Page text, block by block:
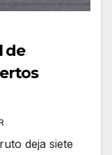
de
deja siete